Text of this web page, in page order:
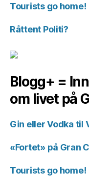
Tourists go home!
Råttent Politi?
Blogg+ =
om livet på
Gin eller Vodka til
«Fortet» på Gran
Tourists go home!